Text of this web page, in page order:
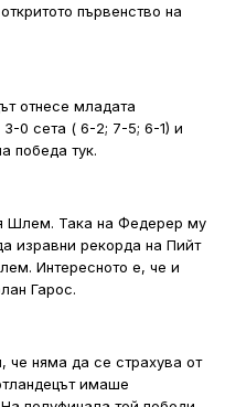
първенство на
отнесе младата
0 сета ( 6-2; 7-5; 6-1) и
победа тук.
Шлем. Така на Федерер му
изравни рекорда на Пийт
Интересното е, че и
Гарос.
няма да се страхува от
имаше